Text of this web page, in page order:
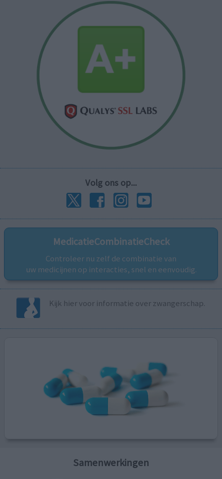
Volg ons op...
MedicatieCombinatieCheck
Controleer nu zelf de combinatie van
uw medicijnen op interacties, snel en eenvoudig.
Kijk hier voor informatie over zwangerschap.
Samenwerkingen